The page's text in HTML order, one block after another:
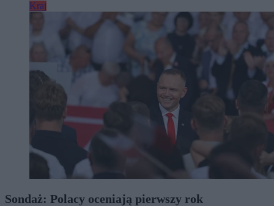
Kraj
Sondaż: Polacy oceniają pierwszy rok